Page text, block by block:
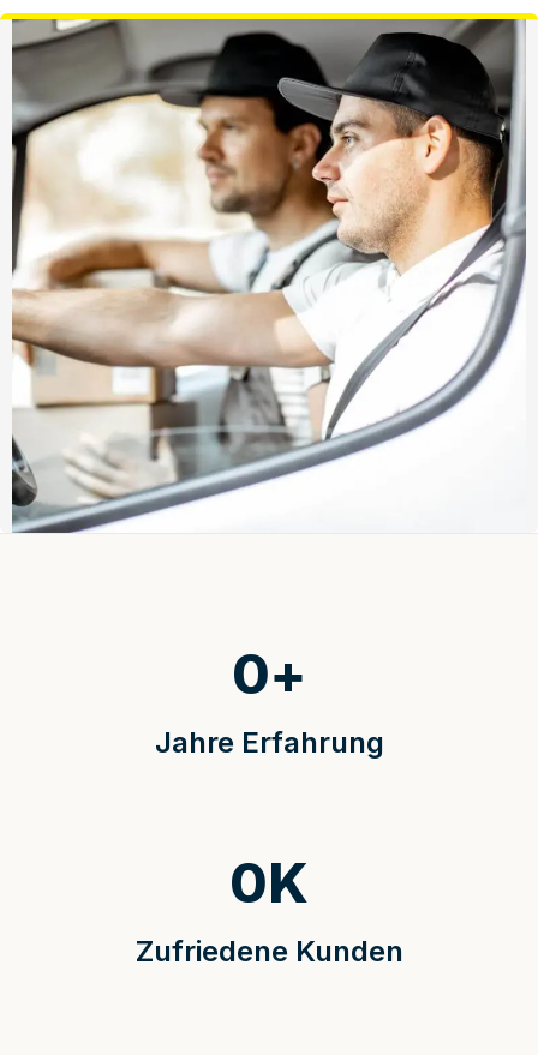
Jahre Erfahrung
0+
Zufriedene Kunden
0K